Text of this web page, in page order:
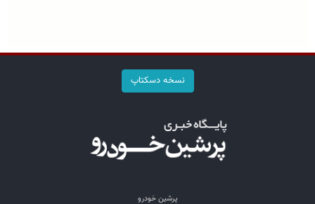
نسخه دسکتاپ
پرشین خودرو